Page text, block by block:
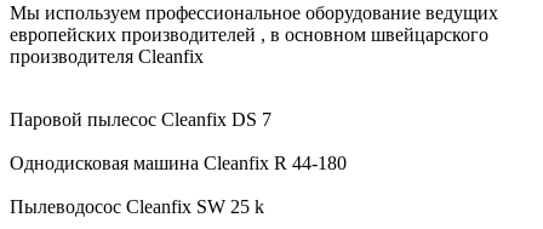
Мы используем профессиональное оборудование ведущих
европейских производителей , в основном швейцарского
производителя Cleanfix
Паровой пылесос Cleanfix DS 7
Однодисковая машина Cleanfix R 44-180
Пылеводосос Cleanfix SW 25 k